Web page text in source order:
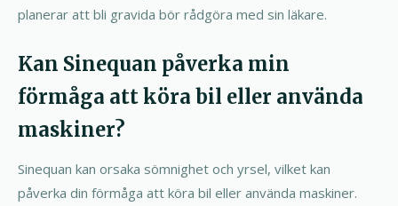
planerar att bli gravida bör rådgöra med sin läkare.
Kan Sinequan påverka min
förmåga att köra bil eller använda
maskiner?
Sinequan kan orsaka sömnighet och yrsel, vilket kan
påverka din förmåga att köra bil eller använda maskiner.